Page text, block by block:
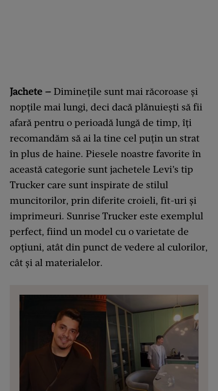
Jachete – Diminețile sunt mai răcoroase și
nopțile mai lungi, deci dacă plănuiești să fii
afară pentru o perioadă lungă de timp, îți
recomandăm să ai la tine cel puțin un strat
în plus de haine. Piesele noastre favorite în
această categorie sunt jachetele Levi’s tip
Trucker care sunt inspirate de stilul
muncitorilor, prin diferite croieli, fit-uri și
imprimeuri. Sunrise Trucker este exemplul
perfect, fiind un model cu o varietate de
opțiuni, atât din punct de vedere al culorilor,
cât și al materialelor.